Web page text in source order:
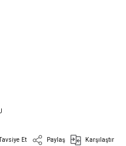
Et Paylaş Karşılaştır